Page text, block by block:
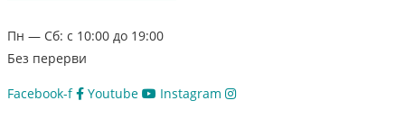
Пн — Сб: с 10:00 до 19:00
Без перерви
Facebook-f Youtube Instagram